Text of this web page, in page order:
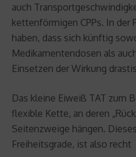
auch
kettenförmigen CPPs. In der
haben, dass sich künftig
Medikamentendosen als
Einsetzen der Wirkung
Das kleine Eiweiß TAT zum
flexible Kette, an deren
Seitenzweige hängen.
Freiheitsgrade, ist also recht